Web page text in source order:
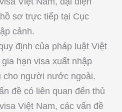
sơ trực tiếp tại Cục
cảnh.
định của pháp luật Việt
hạn visa xuất nhập
cho người nước ngoài.
đề có liên quan đến thủ
Việt Nam, các vấn đề